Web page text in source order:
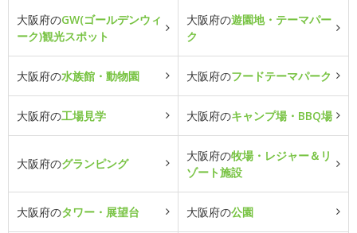
大阪府のGW(ゴールデンウィ
ーク)観光スポット
大阪府の遊園地・テーマパー
ク
大阪府の水族館・動物園 大阪府のフードテーマパーク
大阪府の工場見学 大阪府のキャンプ場・BBQ場
大阪府のグランピング
大阪府の牧場・レジャー＆リ
ゾート施設
大阪府のタワー・展望台 大阪府の公園